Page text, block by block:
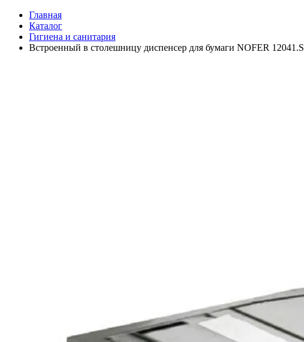
Главная
Каталог
Гигиена и санитария
Встроенный в столешницу диспенсер для бумаги NOFER 12041.S